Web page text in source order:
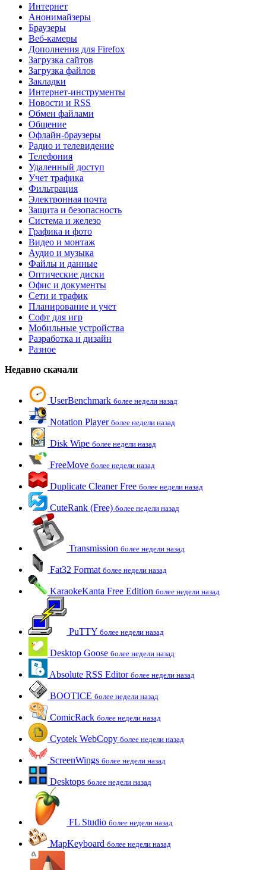
Интернет
Анонимайзеры
Браузеры
Веб-камеры
Дополнения для Firefox
Загрузка сайтов
Загрузка файлов
Закладки
Интернет-инструменты
Новости и RSS
Обмен файлами
Общение
Офлайн-браузеры
Радио и телевидение
Телефония
Удаленный доступ
Учет трафика
Фильтрация
Электронная почта
Защита и безопасность
Система и железо
Графика и фото
Видео и монтаж
Аудио и музыка
Файлы и данные
Оптические диски
Офис и документы
Сети и трафик
Планирование и учет
Софт для игр
Мобильные устройства
Разработка и дизайн
Разное
Недавно скачали
UserBenchmark более недели назад
Notation Player более недели назад
Disk Wipe более недели назад
FreeMove более недели назад
Duplicate Cleaner Free более недели назад
CuteRank (Free) более недели назад
Transmission более недели назад
Fat32 Format более недели назад
KaraokeKanta Free Edition более недели назад
PuTTY более недели назад
Desktop Goose более недели назад
Absolute RSS Editor более недели назад
BOOTICE более недели назад
ComicRack более недели назад
Cyotek WebCopy более недели назад
ScreenWings более недели назад
Desktops более недели назад
FL Studio более недели назад
MapKeyboard более недели назад